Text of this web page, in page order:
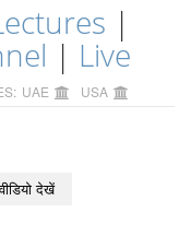
|
| Live
UAE USA
देखें